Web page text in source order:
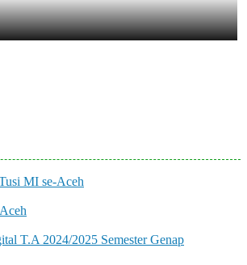
MI se-Aceh
T.A 2024/2025 Semester Genap